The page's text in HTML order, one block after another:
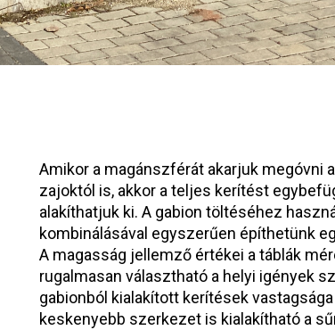
Amikor a magánszférát akarjuk megóvni
zajoktól is, akkor a teljes kerítést
alakíthatjuk ki. A gabion töltéséhez
kombinálásával egyszerűen építhetünk
A magasság jellemző értékei a táblák
rugalmasan választható a helyi igények
gabionból kialakított kerítések vastagsága
keskenyebb szerkezet is kialakítható a